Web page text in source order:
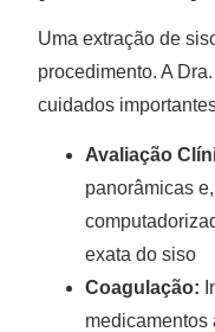
Uma extração de
procedimento. A
cuidados
Avaliação
panorâmicas
exata do siso
Coagulação:
medicamentos